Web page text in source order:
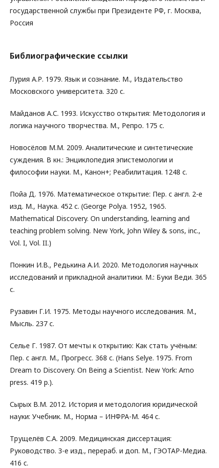
государственной службы при Президенте РФ, г. Москва,
Россия
Библиографические ссылки
Лурия А.Р. 1979. Язык и сознание. М., Издательство
Московского университета. 320 с.
Майданов А.С. 1993. Искусство открытия: Методология и
логика научного творчества. М., Репро. 175 с.
Новосёлов М.М. 2009. Аналитические и синтетические
суждения. В кн.: Энциклопедия эпистемологии и
философии науки. М., Канон+; Реабилитация. 1248 с.
Пойа Д. 1976. Математическое открытие: Пер. с англ. 2-е
изд. М., Наука. 452 с. (George Polya. 1952, 1965.
Mathematical Discovery. On understanding, learning and
teaching problem solving. New York, John Wiley & sons, inc.,
Vol. I, Vol. II.)
Понкин И.В., Редькина А.И. 2020. Методология научных
исследований и прикладной аналитики. М.: Буки Веди. 365
с.
Рузавин Г.И. 1975. Методы научного исследования. М.,
Мысль. 237 с.
Селье Г. 1987. От мечты к открытию: Как стать учёным:
Пер. с англ. М., Прогресс. 368 с. (Hans Selye. 1975. From
Dream to Discovery. On Being a Scientist. New York: Arno
press. 419 p.).
Сырых В.М. 2012. История и методология юридической
науки: Учебник. М., Норма – ИНФРА-М. 464 с.
Трущелёв С.А. 2009. Медицинская диссертация:
Руководство. 3-е изд., перераб. и доп. М., ГЭОТАР-Медиа.
416 с.